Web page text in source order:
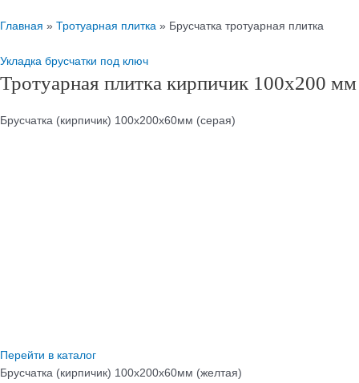
Главная » Тротуарная плитка » Брусчатка тротуарная плитка
Укладка брусчатки под ключ
Тротуарная плитка кирпичик 100х200 мм
Брусчатка (кирпичик) 100х200х60мм (серая)
Перейти в каталог
Брусчатка (кирпичик) 100х200х60мм (желтая)